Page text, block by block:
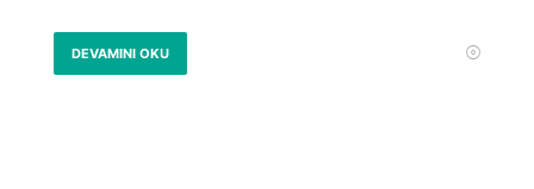
DEVAMINI OKU